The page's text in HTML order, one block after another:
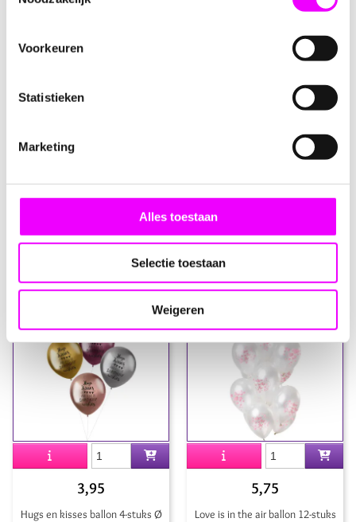
Voorkeuren
Statistieken
Marketing
Alles toestaan
Selectie toestaan
Weigeren
Ballon metallic GROEN 10 stuks
Ballon metallic PAARS 10 stuks Ballon metallic GEEL 10 stuks
3,95
Hugs en kisses ballon 4-stuks Ø
5,75
Love is in the air ballon 12-stuks